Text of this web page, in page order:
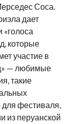
Соса.
дает
«голоса
которые
участие в
— любимые
такие
фестиваля,
из перуанской